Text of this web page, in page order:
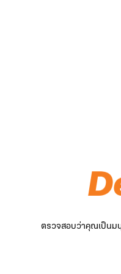
ตรวจสอบว่าคุณเป็นม